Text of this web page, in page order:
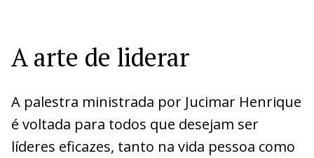
A arte de liderar
A palestra ministrada por Jucimar Henrique
é voltada para todos que desejam ser
líderes eficazes, tanto na vida pessoa como